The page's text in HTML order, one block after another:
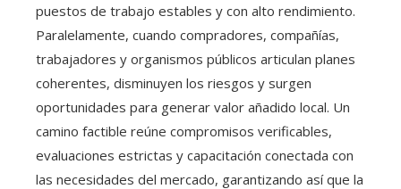
puestos de trabajo estables y con alto rendimiento.
Paralelamente, cuando compradores, compañías,
trabajadores y organismos públicos articulan planes
coherentes, disminuyen los riesgos y surgen
oportunidades para generar valor añadido local. Un
camino factible reúne compromisos verificables,
evaluaciones estrictas y capacitación conectada con
las necesidades del mercado, garantizando así que la